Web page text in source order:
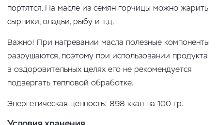
портятся. На масле из семян горчицы можно жарить
сырники, оладьи, рыбу и т.д.
Важно! При нагревании масла полезные компоненты
разрушаются, поэтому при использовании продукта
в оздоровительных целях его не рекомендуется
подвергать тепловой обработке.
Энергетическая ценность: 898 ккал на 100 гр.